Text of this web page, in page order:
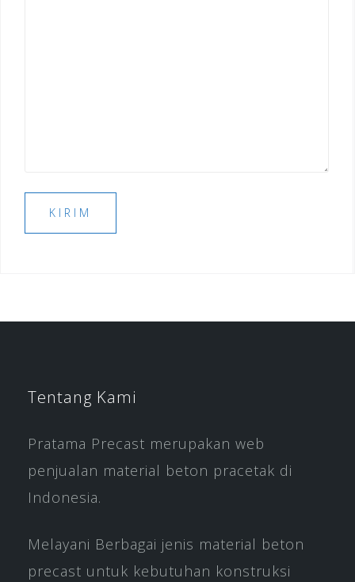
Tentang Kami
Pratama Precast merupakan web
penjualan material beton pracetak di
Indonesia.
Melayani Berbagai jenis material beton
precast untuk kebutuhan konstruksi